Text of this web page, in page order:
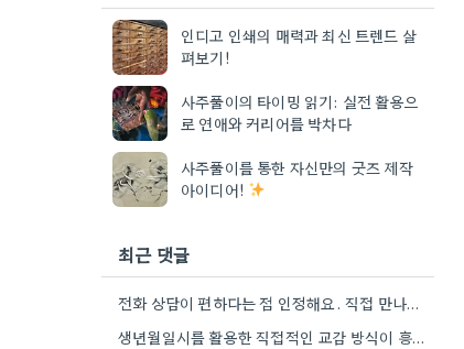
인디고 인쇄의 매력과 최신 트렌드 살
펴보기!
사주풀이의 타이밍 읽기: 실전 활용으
로 연애와 커리어를 박차다
사주풀이를 통한 자신만의 굿즈 제작
아이디어!
최근 댓글
전화 상담이 편하다는 점 인정해요. 직접 만나는 것만큼 깊이 있는 통찰력을 얻기는 어려울 것 같아요.
생년월일시를 활용한 직접적인 교감 방식이 흥미로워요. 단순히 이론적 틀에 기대는 것보다, 개인의 상황에 맞춰 신령의…